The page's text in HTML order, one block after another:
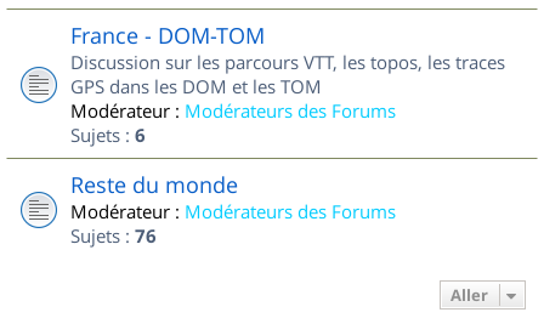
France - DOM-TOM
Discussion sur les parcours VTT, les topos, les traces
GPS dans les DOM et les TOM
Modérateur : Modérateurs des Forums
Sujets : 6
Reste du monde
Modérateur : Modérateurs des Forums
Sujets : 76
Aller